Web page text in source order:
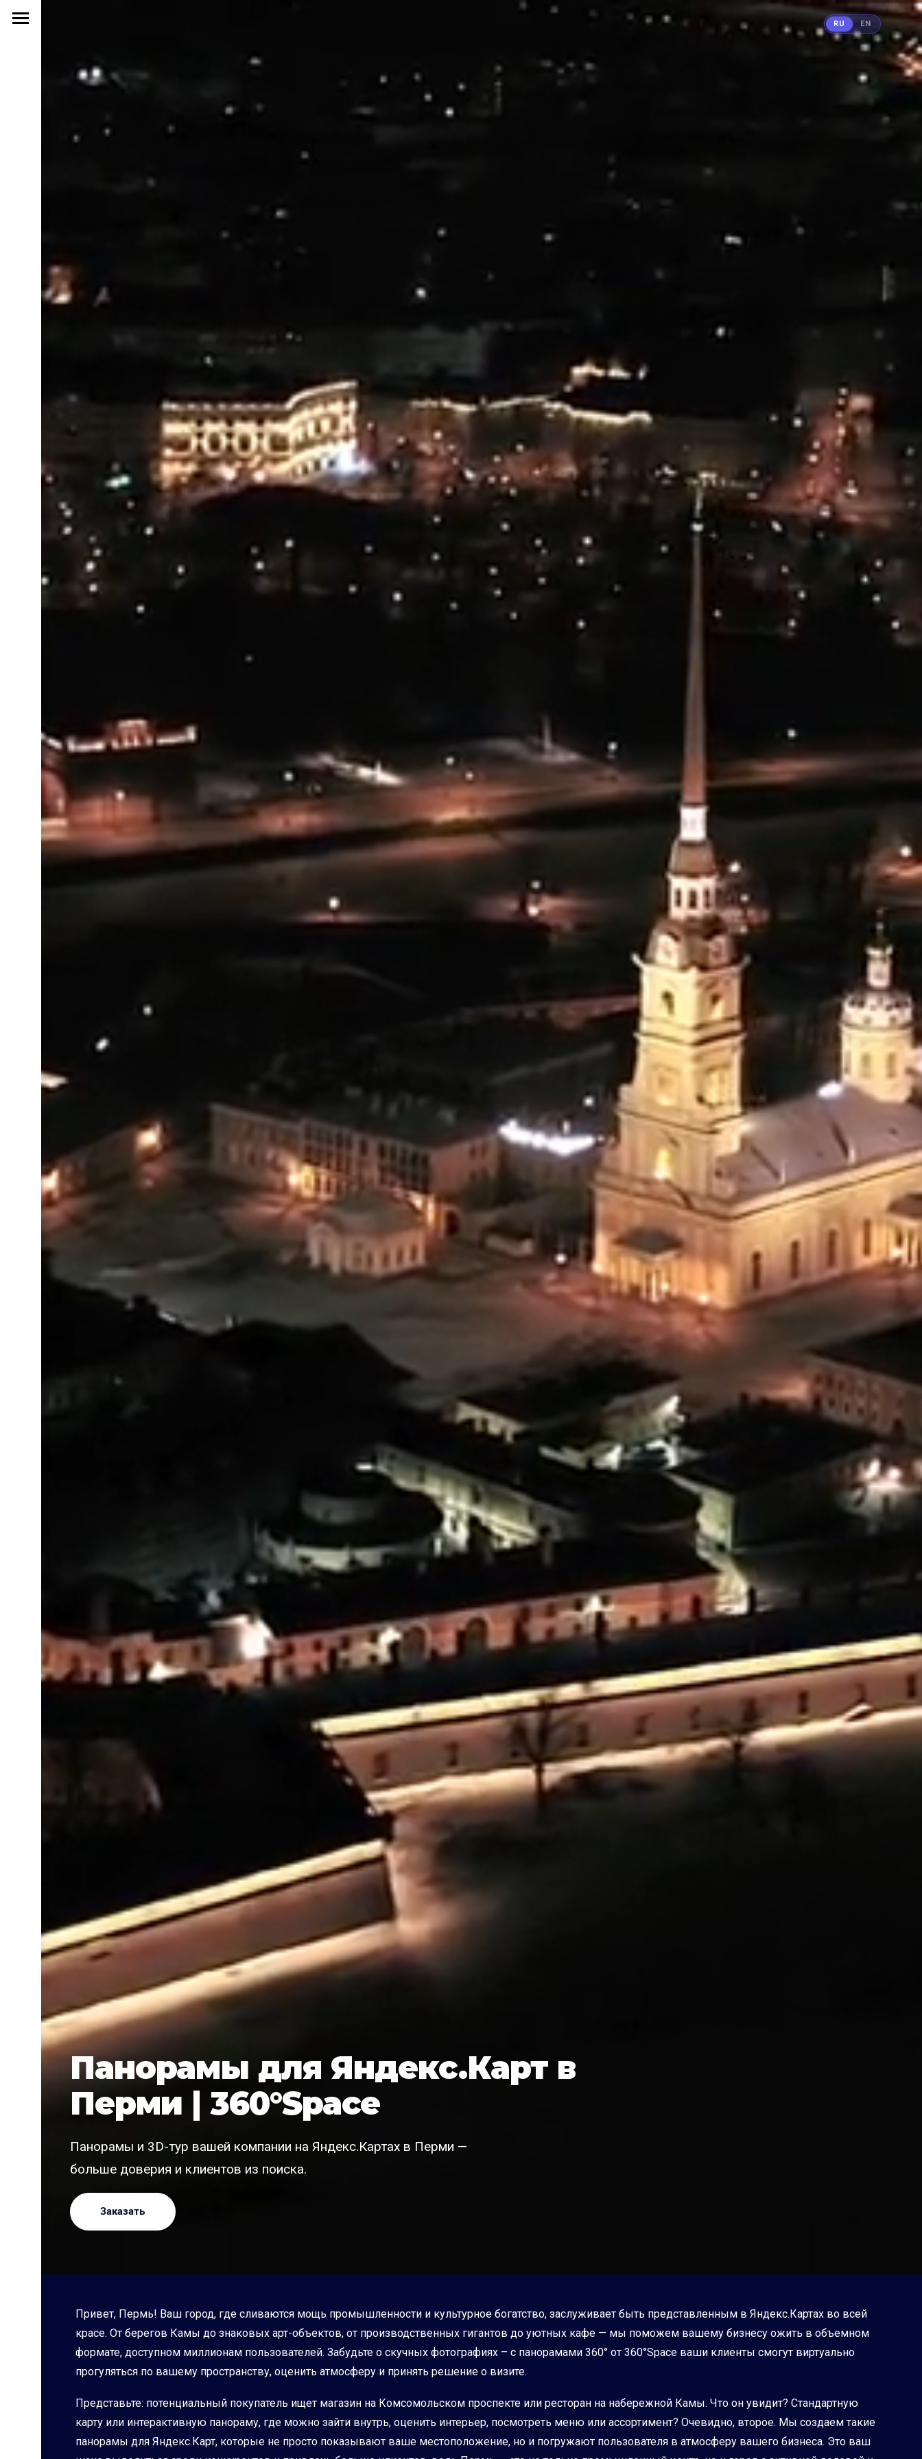
Панорамы для Яндекс.Карт в
Перми | 360°Space
Панорамы и 3D-тур вашей компании на Яндекс.Картах в Перми —
больше доверия и клиентов из поиска.
Заказать
Привет, Пермь! Ваш город, где сливаются мощь промышленности и культурное богатство, заслуживает быть представленным в Яндекс.Картах во всей
красе. От берегов Камы до знаковых арт-объектов, от производственных гигантов до уютных кафе — мы поможем вашему бизнесу ожить в объемном
формате, доступном миллионам пользователей. Забудьте о скучных фотографиях – с панорамами 360° от 360°Space ваши клиенты смогут виртуально
прогуляться по вашему пространству, оценить атмосферу и принять решение о визите.
Представьте: потенциальный покупатель ищет магазин на Комсомольском проспекте или ресторан на набережной Камы. Что он увидит? Стандартную
карту или интерактивную панораму, где можно зайти внутрь, оценить интерьер, посмотреть меню или ассортимент? Очевидно, второе. Мы создаем такие
панорамы для Яндекс.Карт, которые не просто показывают ваше местоположение, но и погружают пользователя в атмосферу вашего бизнеса. Это ваш
RU EN